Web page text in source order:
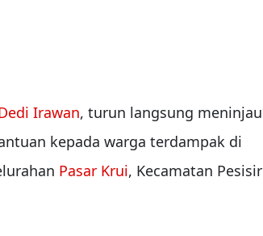
Irawan, turun langsung meninjau
kepada warga terdampak di
Pasar Krui, Kecamatan Pesisir